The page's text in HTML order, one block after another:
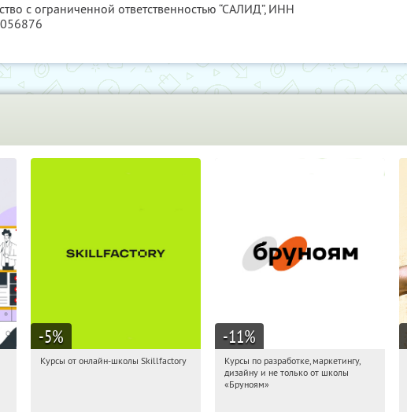
с ограниченной ответственностью “САЛИД”, ИНН
-5%
02:24:27
Получи первым!
Курсы от онлайн-школы Skillfactory
-11%
02:24:27
Получи первым!
Россия
Курсы по разработке, маркетингу,
дизайну и не только от школы
«Бруноям»